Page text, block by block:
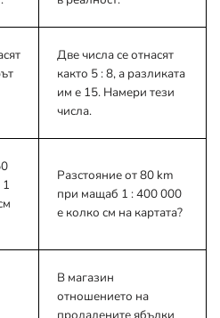
Две числа се отнасят
както 5 : 8, а разликата
им е 15. Намери тези
числа.
Разстояние от 80 km
при мащаб 1 : 400 000
е колко см на картата?
В магазин
отношението на
продадените ябълки